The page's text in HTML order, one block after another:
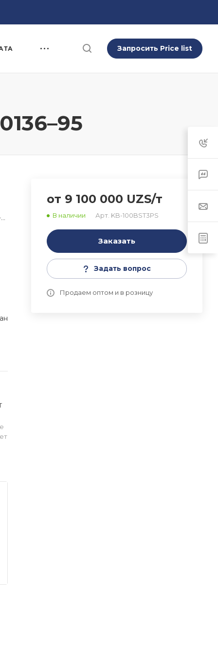
Запросить Price list
от 9 100 000 UZS/т
В наличии Арт. KB-100BST3PS
Заказать
Задать вопрос
Продаем оптом и в розницу